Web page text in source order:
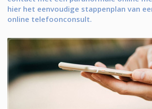
hier het eenvoudige stappenplan van
online telefoonconsult.